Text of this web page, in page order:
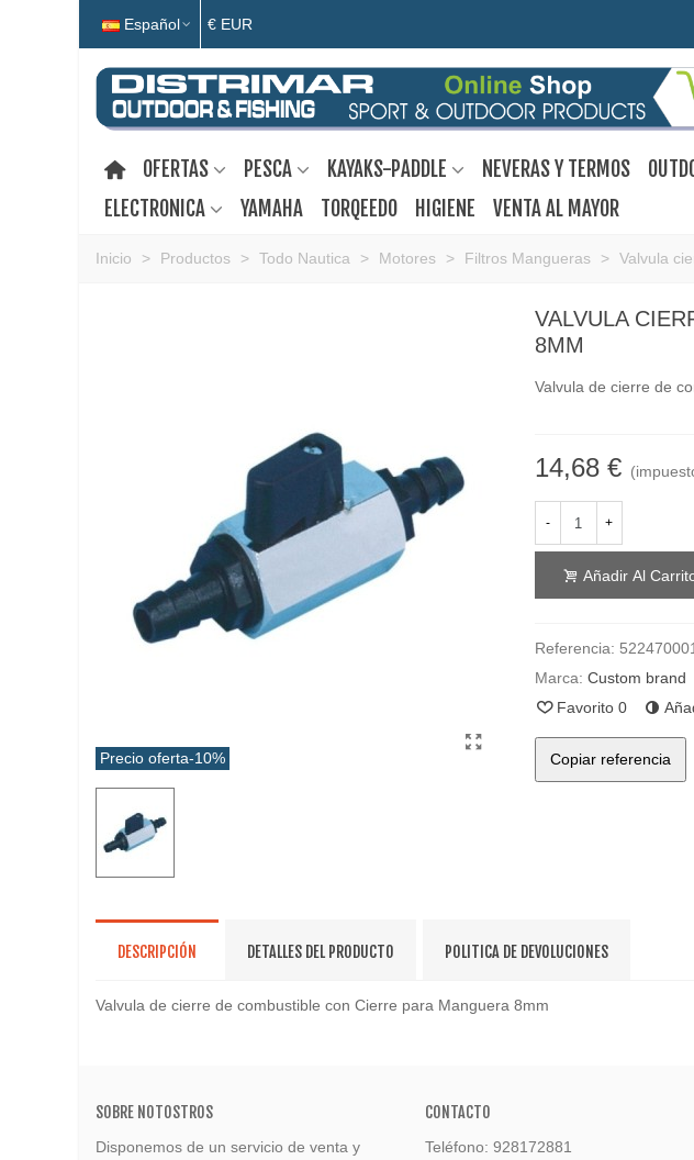
Español € EUR
OFERTAS PESCA KAYAKS-PADDLE NEVERAS Y TERMOS
ELECTRONICA
YAMAHA TORQEEDO HIGIENE VENTA AL MAYOR
Inicio > Productos > Todo Nautica > Motores > Filtros Mangueras > Valvula
Precio oferta-10%
VALVULA
8MM
Valvula de cierre de
14,68 €
- +
Añadir Al
Referencia:
Marca: Custom brand
Favorito 0
Copiar referencia
DESCRIPCIÓN DETALLES DEL PRODUCTO POLITICA DE DEVOLUCIONES
Valvula de cierre de combustible con Cierre para Manguera 8mm
SOBRE NOTOSTROS
Disponemos de un servicio de venta y
CONTACTO
Teléfono: 928172881